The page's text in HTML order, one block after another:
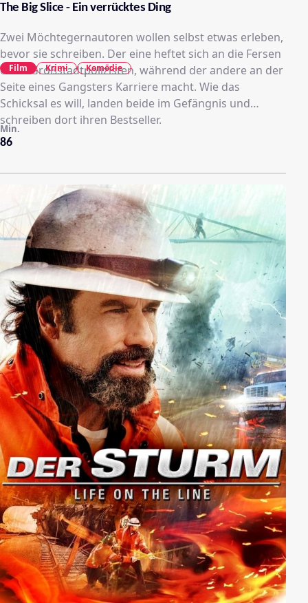
The Big Slice - Ein verrücktes Ding
Zwei Möchtegernautoren wollen selbst etwas erleben,
bevor sie schreiben. Der eine heftet sich an die Fersen
eines Großstadtpolizisten, während der andere an der
Seite eines Gangsters Karriere macht. Wie das
Schicksal es will, landen beide im Gefängnis und
schreiben dort ihren Bestseller.
86
Min.
Film Krimi Komödie